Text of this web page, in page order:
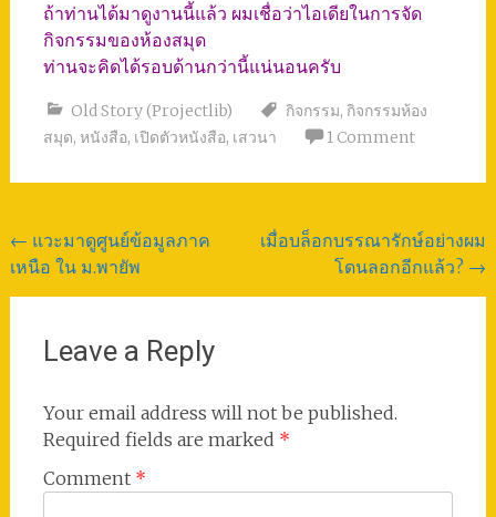
ถ้าท่านได้มาดูงานนี้แล้ว ผมเชื่อว่าไอเดียในการจัด
กิจกรรมของห้องสมุด
ท่านจะคิดได้รอบด้านกว่านี้แน่นอนครับ
Old Story (Projectlib) กิจกรรม, กิจกรรมห้อง
สมุด, หนังสือ, เปิดตัวหนังสือ, เสวนา 1 Comment
Post
navigation
← แวะมาดูศูนย์ข้อมูลภาค
เหนือ ใน ม.พายัพ
เมื่อบล็อกบรรณารักษ์อย่างผม
โดนลอกอีกแล้ว? →
Leave a Reply
Your email address will not be published.
Required fields are marked *
Comment *